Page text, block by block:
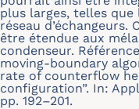
plus larges, telles que
réseau
être étendue aux
condenseur.
moving-boundary
rate of counterflow
configuration”. In:
pp. 192–201.